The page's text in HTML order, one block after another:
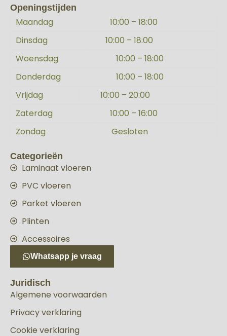
Openingstijden
Maandag
10:00 – 18:00
Dinsdag
10:00 – 18:00
Woensdag
10:00 – 18:00
Donderdag
10:00 – 18:00
Vrijdag
10:00 – 20:00
Zaterdag
10:00 – 16:00
Zondag
Gesloten
Categorieën
Laminaat vloeren
PVC vloeren
Parket vloeren
Plinten
Accessoires
Whatsapp je vraag
Juridisch
Algemene voorwaarden
Privacy verklaring
Cookie verklaring